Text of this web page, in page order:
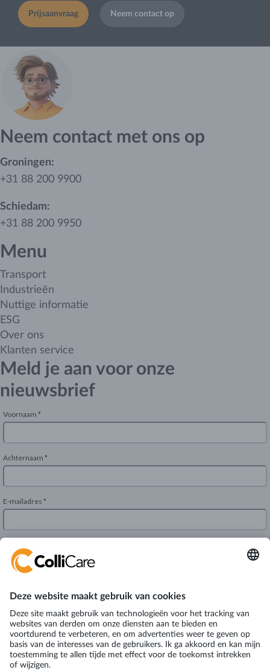
Prijsaanvraag Neem contact op
Neem contact met ons op
Groningen:
+31 88 200 9900
Schiedam:
+31 88 200 9950
Menu
Transport
Industrieën
Nuttige informatie
ESG
Over ons
Klanten service
Meld je aan voor onze
nieuwsbrief
Manchesterweg 101